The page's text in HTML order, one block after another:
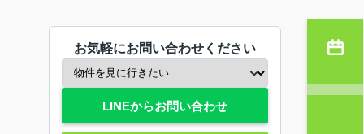
お気軽にお問い合わせください
LINEからお問い合わせ